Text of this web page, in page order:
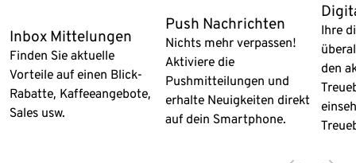
Inbox Mittelungen
Finden Sie aktuelle
Vorteile auf einen Blick-
Rabatte, Kaffeeangebote,
Sales usw.
Push Nachrichten
Nichts mehr verpassen!
Aktiviere die
Pushmitteilungen und
erhalte Neuigkeiten direkt
auf dein Smartphone.
Ihre
den